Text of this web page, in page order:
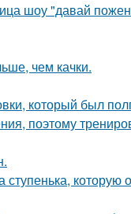
шоу "давай
чем качки.
который был
поэтому
которую